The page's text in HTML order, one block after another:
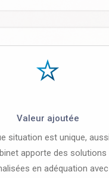
Valeur ajoutée
situation est unique,
apporte des solutions
en adéquation